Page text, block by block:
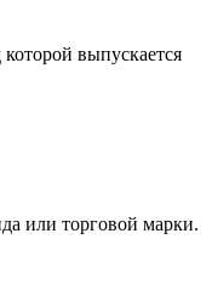
выпускается
или торговой марки.